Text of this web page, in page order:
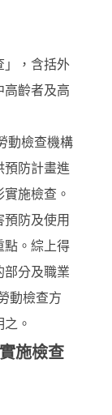
」，含括外
高齡者及高
動檢查機構
預防計畫進
施檢查。
防及使用
點。綜上得
部分及職業
動檢查方
。
施檢查